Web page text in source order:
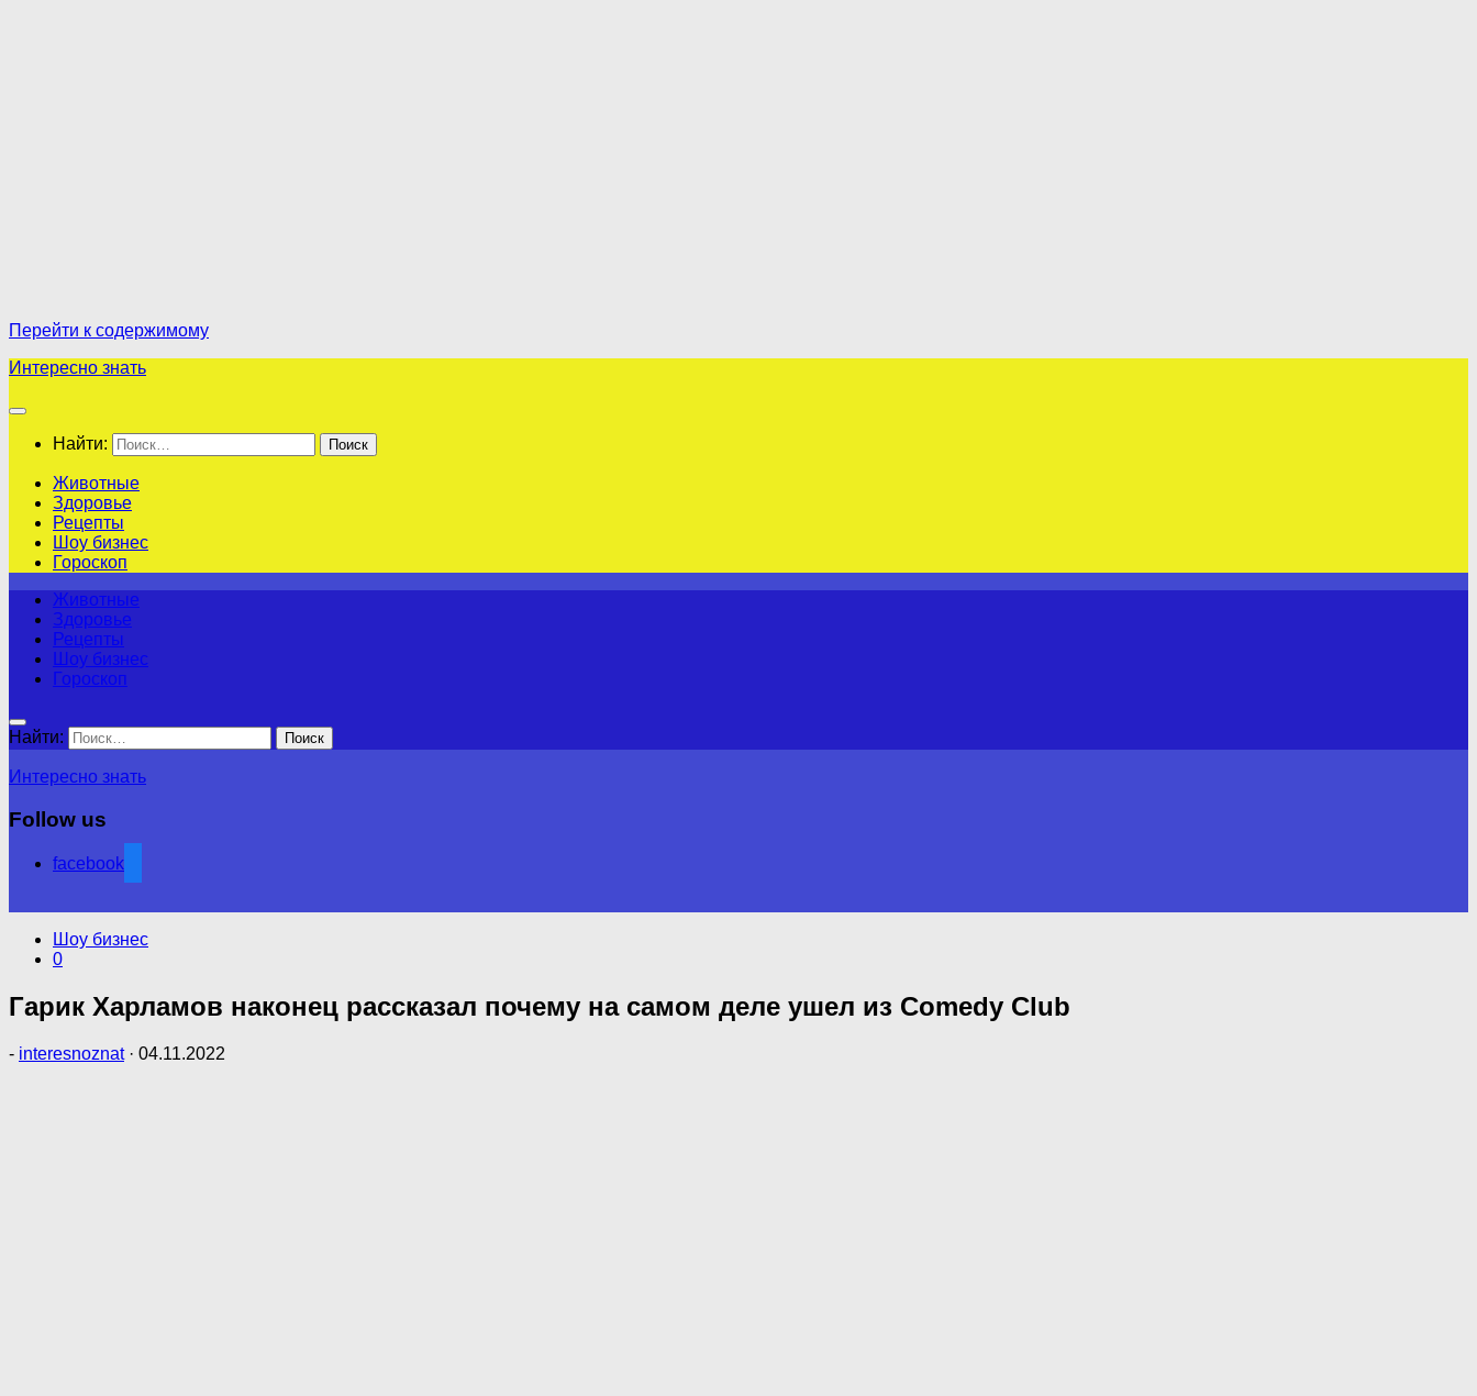
Перейти к содержимому
Интересно знать
Найти:
Животные
Здоровье
Рецепты
Шоу бизнес
Гороскоп
Животные
Здоровье
Рецепты
Шоу бизнес
Гороскоп
Найти:
Интересно знать
Follow us
facebook
Шоу бизнес
0
Гарик Харламов наконец рассказал почему на самом деле ушел из Comedy Club
- interesnoznat · 04.11.2022